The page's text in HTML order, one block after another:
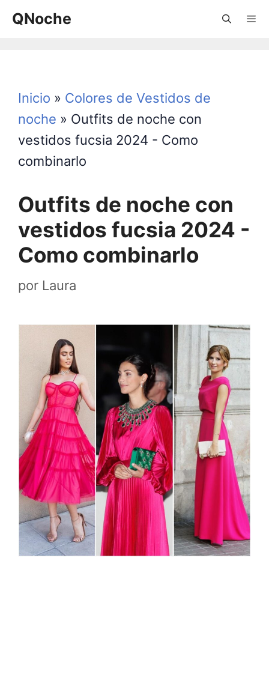
Saltar
QNoche
Inicio » Colores de Vestidos de
noche » Outfits de noche con
vestidos fucsia 2024 - Como
combinarlo
Outfits de noche con
vestidos fucsia 2024 -
Como combinarlo
por Laura